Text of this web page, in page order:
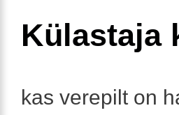
Külastaja
kas verepilt on